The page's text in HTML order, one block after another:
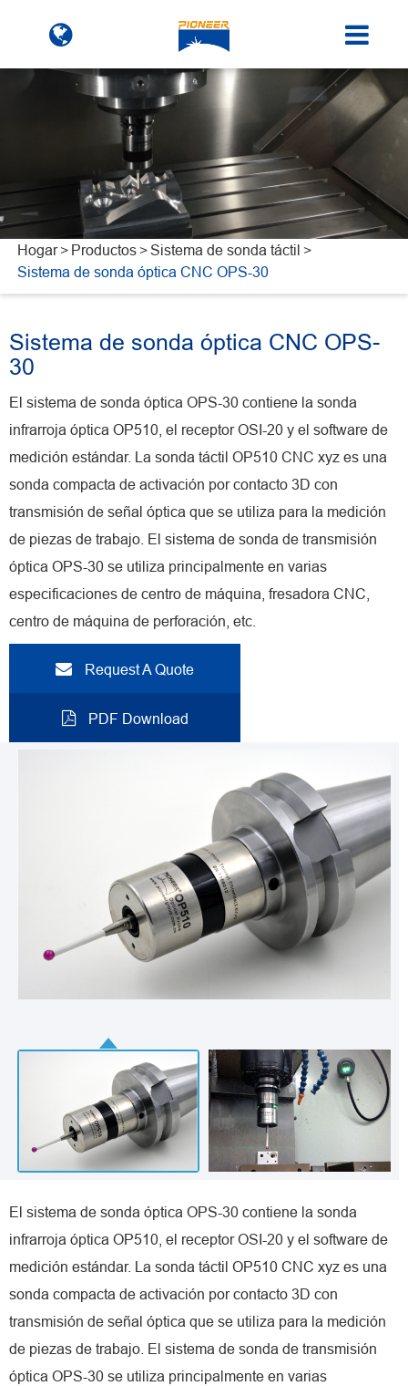
Hogar Productos
Sistema de sonda táctil
Sistema de sonda óptica CNC OPS-30
Sistema de sonda óptica CNC OPS-
30
El sistema de sonda óptica OPS-30 contiene la sonda
infrarroja óptica OP510, el receptor OSI-20 y el software de
medición estándar. La sonda táctil OP510 CNC xyz es una
sonda compacta de activación por contacto 3D con
transmisión de señal óptica que se utiliza para la medición
de piezas de trabajo. El sistema de sonda de transmisión
óptica OPS-30 se utiliza principalmente en varias
especificaciones de centro de máquina, fresadora CNC,
centro de máquina de perforación, etc.
Request A Quote
PDF Download
El sistema de sonda óptica OPS-30 contiene la sonda
infrarroja óptica OP510, el receptor OSI-20 y el software de
medición estándar. La sonda táctil OP510 CNC xyz es una
sonda compacta de activación por contacto 3D con
transmisión de señal óptica que se utiliza para la medición
de piezas de trabajo. El sistema de sonda de transmisión
óptica OPS-30 se utiliza principalmente en varias